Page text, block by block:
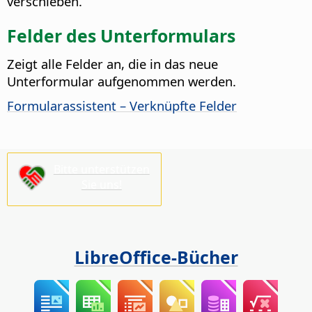
Felder des Unterformulars
Zeigt alle Felder an, die in das neue
Unterformular aufgenommen werden.
Formularassistent – Verknüpfte Felder
LibreOffice-Bücher